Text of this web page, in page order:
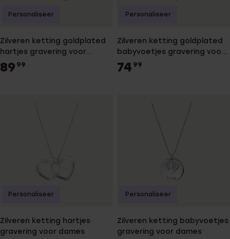
Zilveren ketting goldplated
hartjes gravering voor
dames
89 99
Personaliseer
Zilveren ketting goldplated
babyvoetjes gravering voor
dames
74 99
Personaliseer
Zilveren ketting hartjes
gravering voor dames
Personaliseer
Zilveren ketting babyvoetjes
gravering voor dames
Personaliseer